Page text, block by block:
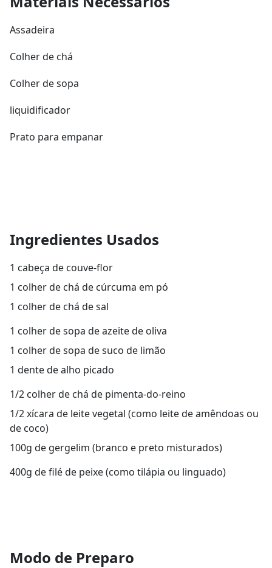
Assadeira
Colher de chá
Colher de sopa
liquidificador
Prato para empanar
Ingredientes Usados
1 cabeça de couve-flor
1 colher de chá de cúrcuma em pó
1 colher de chá de sal
1 colher de sopa de azeite de oliva
1 colher de sopa de suco de limão
1 dente de alho picado
1/2 colher de chá de pimenta-do-reino
1/2 xícara de leite vegetal (como leite de amêndoas ou
de coco)
100g de gergelim (branco e preto misturados)
400g de filé de peixe (como tilápia ou linguado)
Modo de Preparo